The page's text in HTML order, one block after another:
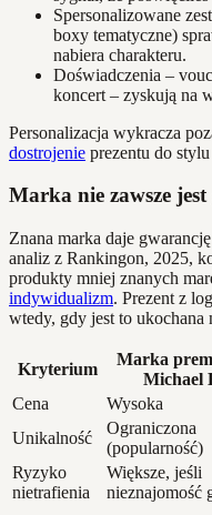
Spersonalizowane
boxy tematyczne)
nabiera charakteru.
Doświadczenia –
koncert – zyskują na
Personalizacja wykracza
dostrojenie prezentu do
Marka nie zawsze
Znana marka daje
analiz z Rankingon, 2025,
produkty mniej znanych
indywidualizm. Prezent z
wtedy, gdy jest to ukochana
Kryterium
Marka
Michael
Cena
Wysoka
Unikalność
Ograniczona
(popularność)
Ryzyko
nietrafienia
Większe, jeśli
nieznajomość